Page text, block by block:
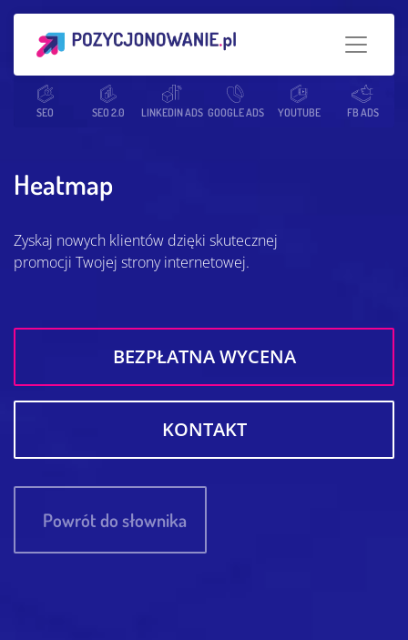
SEO SEO 2.0 LINKEDIN ADS GOOGLE ADS YOUTUBE FB ADS
Strona główna Słowniczek SEO Heatmap
Heatmap
Zyskaj nowych klientów dzięki skutecznej
promocji Twojej strony internetowej.
BEZPŁATNA WYCENA
KONTAKT
Powrót do słownika